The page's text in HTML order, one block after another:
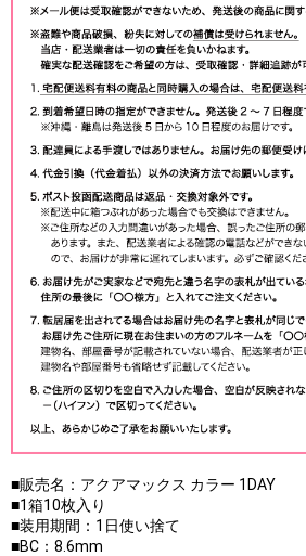
■販売名：アクアマックス カラー 1DAY
■1箱10枚入り
■装用期間：1日使い捨て
■BC：8.6mm